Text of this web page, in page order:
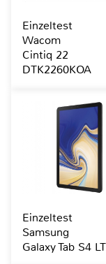
Einzeltest
Wacom
Cintiq 22
DTK2260KOA
Einzeltest
Samsung
Galaxy Tab S4